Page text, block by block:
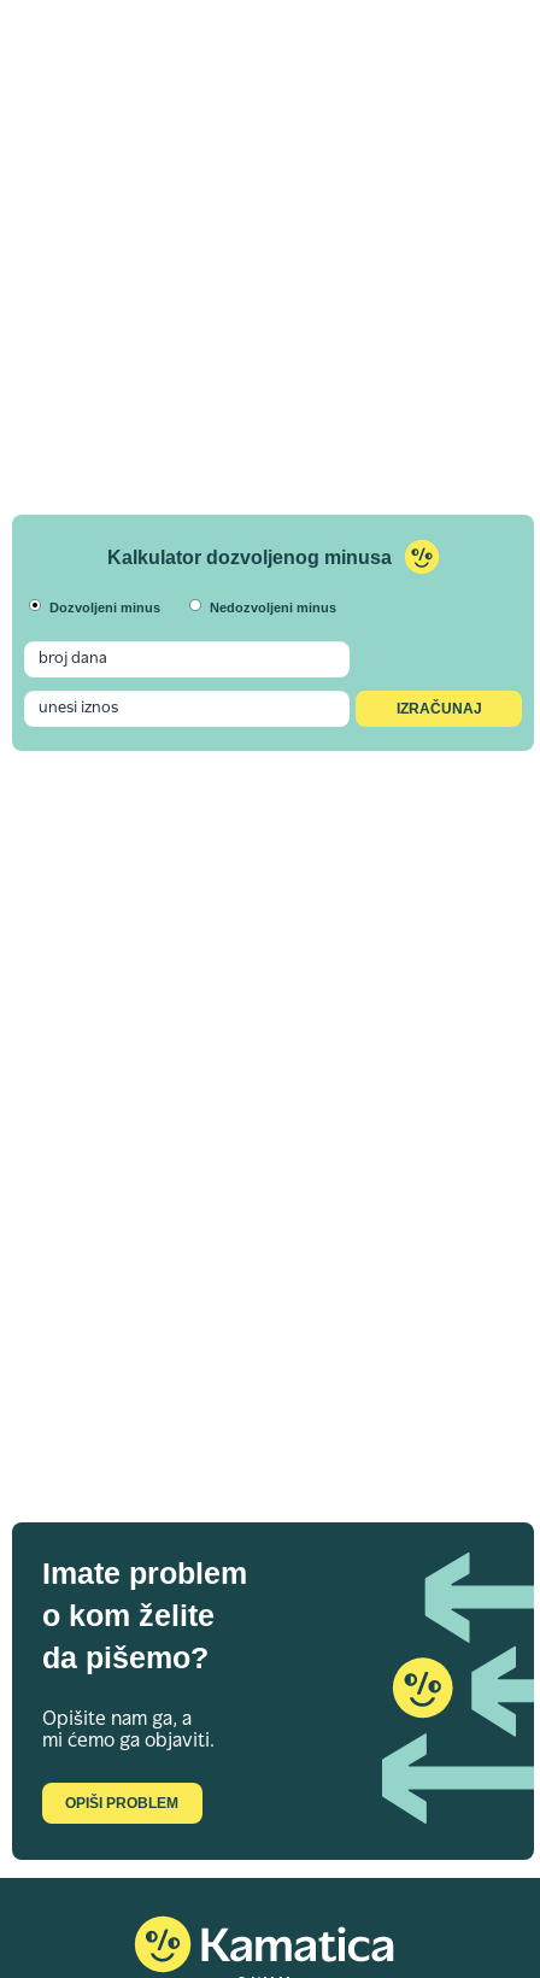
Kalkulator dozvoljenog minusa
Dozvoljeni minus Nedozvoljeni minus
Imate problem
o kom želite
da pišemo?
Opišite nam ga, a
mi ćemo ga objaviti.
OPIŠI PROBLEM